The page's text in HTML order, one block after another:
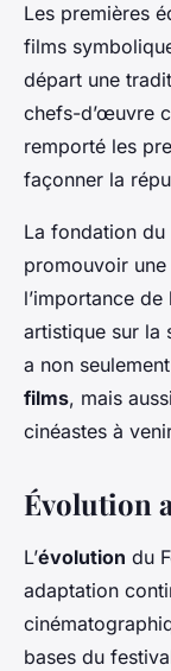
Les premières
films
départ une
chefs-d’œuvre
remporté les
façonner la
La fondation du
promouvoir
l’importance
artistique sur la
a non
films, mais
cinéastes à
Évolution
L’évolution du
adaptation
bases du